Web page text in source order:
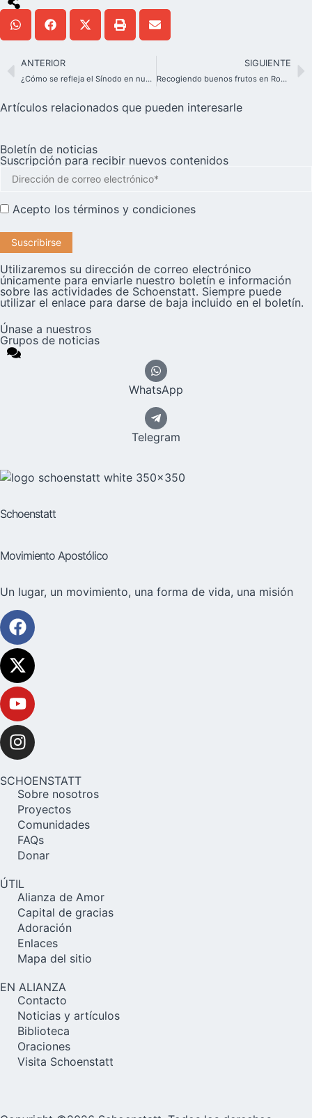
ANTERIOR
¿Cómo se refleja el Sínodo en nuestra vida de alianza?
SIGUIENTE
Recogiendo buenos frutos en Roma
Artículos relacionados que pueden interesarle
Boletín de noticias
Suscripción para recibir nuevos contenidos
Acepto los términos y condiciones
Utilizaremos su dirección de correo electrónico
únicamente para enviarle nuestro boletín e información
sobre las actividades de Schoenstatt. Siempre puede
utilizar el enlace para darse de baja incluido en el boletín.
Únase a nuestros
Grupos de noticias
WhatsApp
Telegram
Schoenstatt
Movimiento Apostólico
Un lugar, un movimiento, una forma de vida, una misión
SCHOENSTATT
Sobre nosotros
Proyectos
Comunidades
FAQs
Donar
ÚTIL
Alianza de Amor
Capital de gracias
Adoración
Enlaces
Mapa del sitio
EN ALIANZA
Contacto
Noticias y artículos
Biblioteca
Oraciones
Visita Schoenstatt